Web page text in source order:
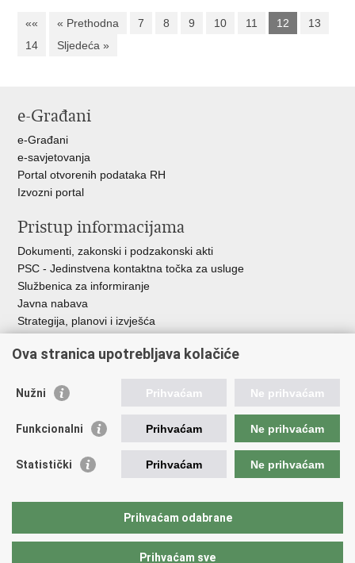
«« « Prethodna 7 8 9 10 11 12
13
14
Sljedeća »
e-Građani
e-Građani
e-savjetovanja
Portal otvorenih podataka RH
Izvozni portal
Pristup informacijama
Dokumenti, zakonski i podzakonski akti
PSC - Jedinstvena kontaktna točka za usluge
Službenica za informiranje
Javna nabava
Strategija, planovi i izvješća
Korisne poveznice
Vlada RH
ASOO
CARNET
Ova stranica upotrebljava kolačiće
Nužni Prihvaćam Ne prihvaćam
Funkcionalni Prihvaćam Ne prihvaćam
Statistički Prihvaćam Ne prihvaćam
Prihvaćam odabrane
Prihvaćam sve